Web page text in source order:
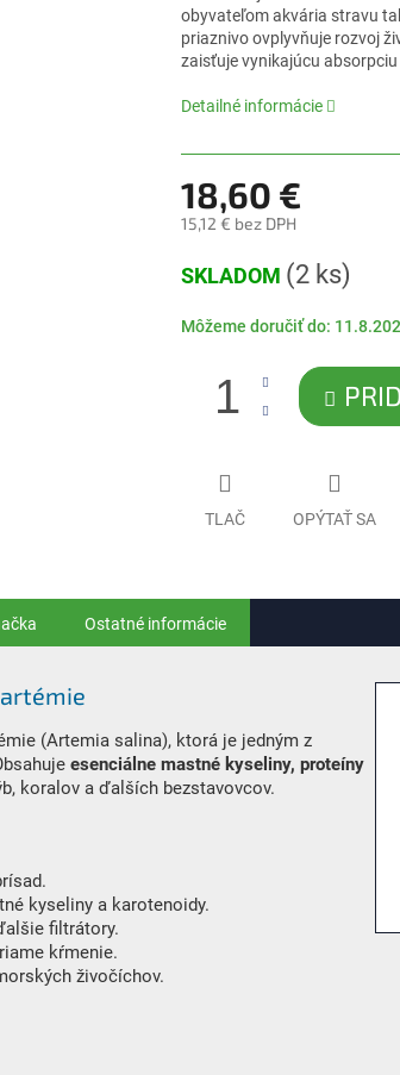
5
hviezdičiek.
obyvateľom akvária stravu
priaznivo ovplyvňuje rozvoj
zaisťuje vynikajúcu absorpciu
Detailné informácie
18,60 €
15,12 € bez DPH
cena:
SKLADOM (2 ks)
Môžeme doručiť do:
TLAČ OPÝTAŤ SA
Ostatné informácie
(Artemia salina), ktorá je jedným z
esenciálne mastné kyseliny, proteíny
koralov a ďalších bezstavovcov.
kyseliny a karotenoidy.
filtrátory.
kŕmenie.
živočíchov.